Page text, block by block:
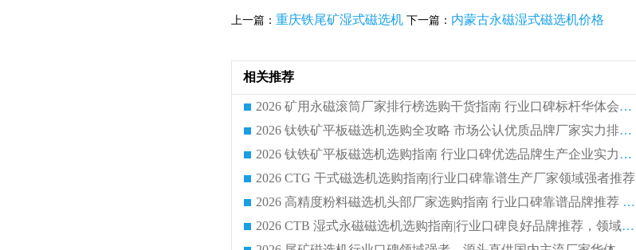
上一篇： 重庆铁尾矿湿式磁选机 下一篇： 内蒙古永磁湿式磁选机价格
相关推荐
2026 矿用永磁滚筒厂家排行榜选购干货指南 行业口碑标杆华体会手机网页版-华体会(中国) 实力出众
2026 钛铁矿平板磁选机选购全攻略 市场公认优质品牌厂家实力排行榜
2026 钛铁矿平板磁选机选购指南 行业口碑优选品牌生产企业实力排行榜
2026 CTG 干式磁选机选购指南|行业口碑靠谱生产厂家领域强者推荐
2026 高精度粉料磁选机头部厂家选购指南 行业口碑靠谱品牌推荐 领域强者华体会手机网页版-华体会(中国) 解析
2026 CTB 湿式永磁磁选机选购指南|行业口碑良好品牌推荐，领域强者华体会手机网页版-华体会(中国)